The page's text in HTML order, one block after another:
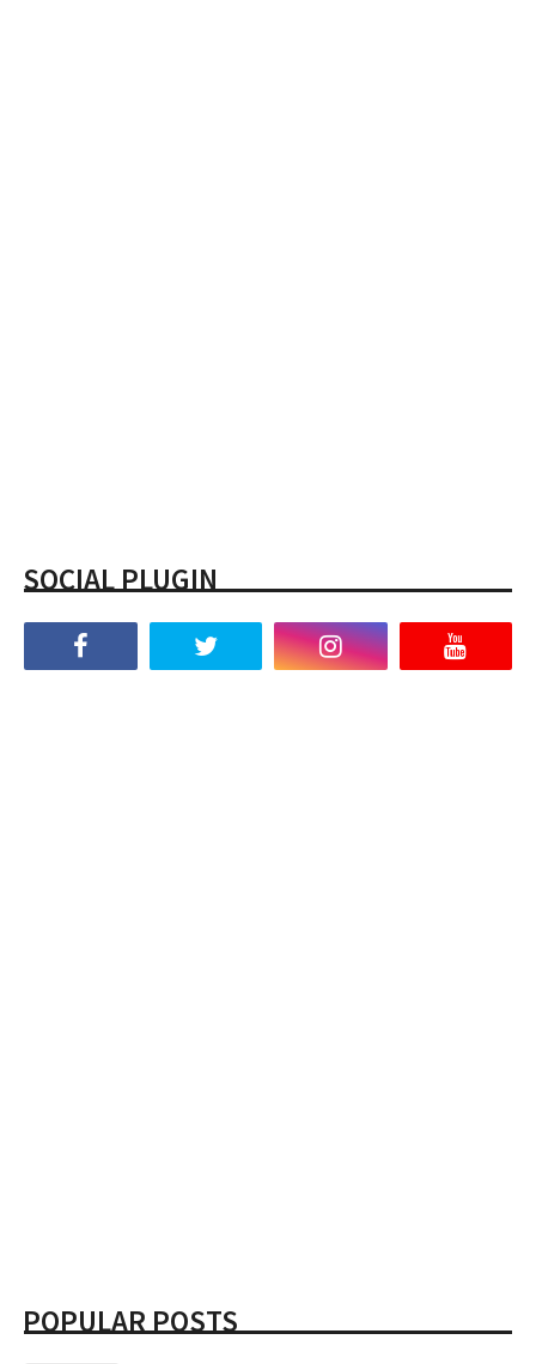
SOCIAL PLUGIN
POPULAR POSTS